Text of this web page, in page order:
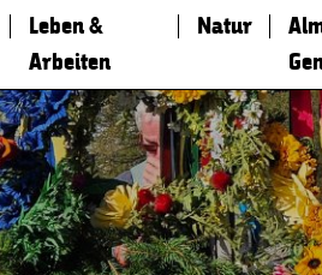
Leben &
Arbeiten
Natur